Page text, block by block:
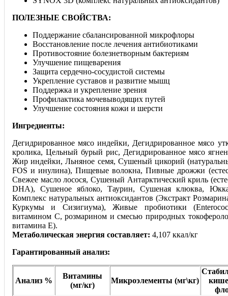
ПОЛЕЗНЫЕ СВОЙСТВА:
Поддержание сбалансированной микрофлоры
Восстановление после лечения антибиотиками
Противостояние болезнетворным бактериям
Улучшение пищеварения
Защита сердечно-сосудистой системы
Укрепление суставов и развитие мышц
Поддержка и укрепление зрения
Профилактика мочевыводящих путей
Улучшение состояния кожи и шерсти
Ингредиенты:
Дегидрированное мясо индейки, Дегидрированное мясо
кролика, Цельный бурый рис, Дегидрированное мясо
Жир индейки, Льняное семя, Сушеный цикорий
FOS и инулина), Пищевые волокна, Пивные дрожжи
Свежее масло лосося, Сушеный Антарктический криль
DHA), Сушеное яблоко, Таурин, Сушеная клюква,
Комплекс натуральных антиоксидантов (Экстракт
Куркумы и Сизигиума), Живые пробиотики
витамином С, розмарином и смесью природных
витамина Е).
Метаболическая энергия составляет: 4,107 ккал/кг
Гарантированный анализ:
Анализ %
Витамины
(мг/кг)
Микроэлементы (мг\кг)